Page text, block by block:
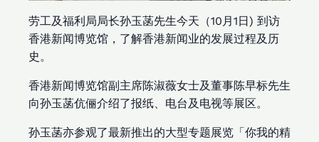
劳工及福利局局长孙玉菡先生今天（10月1日) 到访
香港新闻博览馆，了解香港新闻业的发展过程及历
史。
香港新闻博览馆副主席陈淑薇女士及董事陈早标先生
向孙玉菡伉俪介绍了报纸、电台及电视等展区。
孙玉菡亦参观了最新推出的大型专题展览「你我的精